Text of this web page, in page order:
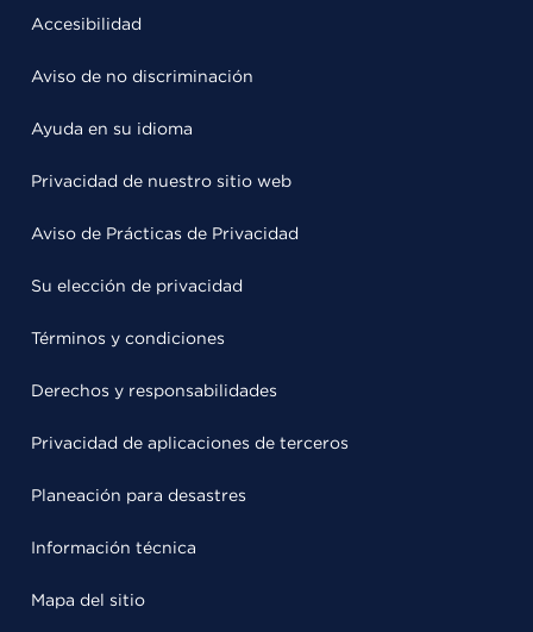
Accesibilidad
Aviso de no discriminación
Ayuda en su idioma
Privacidad de nuestro sitio web
Aviso de Prácticas de Privacidad
Su elección de privacidad
Términos y condiciones
Derechos y responsabilidades
Privacidad de aplicaciones de terceros
Planeación para desastres
Información técnica
Mapa del sitio